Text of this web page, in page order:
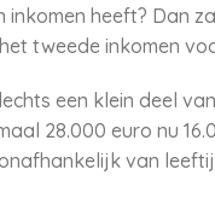
heeft? Dan
tweede inkomen
een klein deel
28.000 euro nu
van